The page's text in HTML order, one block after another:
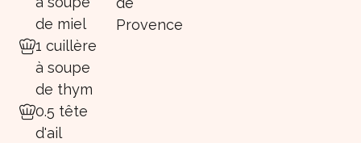
de miel
1 cuillère
à soupe
de thym
0.5 tête
d'ail
Provence